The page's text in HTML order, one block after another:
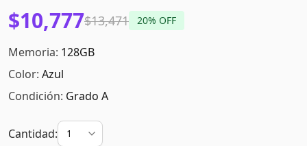
$10,777$13,471 20% OFF
Memoria: 128GB
Color: Azul
Condición: Grado A
Cantidad: